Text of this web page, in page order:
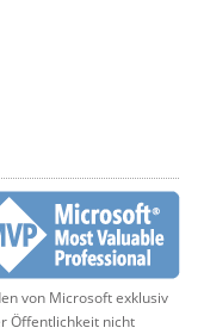
von Microsoft exklusiv
Öffentlichkeit nicht